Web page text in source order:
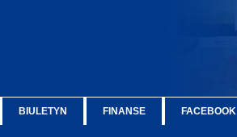
BIULETYN FINANSE FACEBOOK